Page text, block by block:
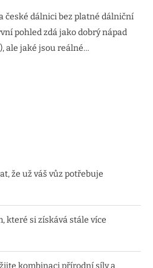
české dálnici bez platné dálniční
pohled zdá jako dobrý nápad
ale jaké jsou reálné…
že už váš vůz potřebuje
které si získává stále více